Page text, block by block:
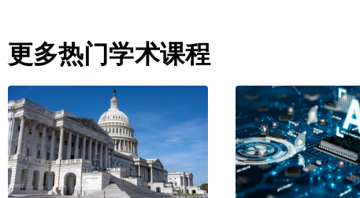
更多热门学术课程